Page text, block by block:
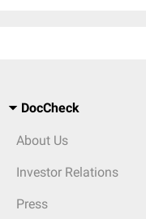
DocCheck
About Us
Investor Relations
Press